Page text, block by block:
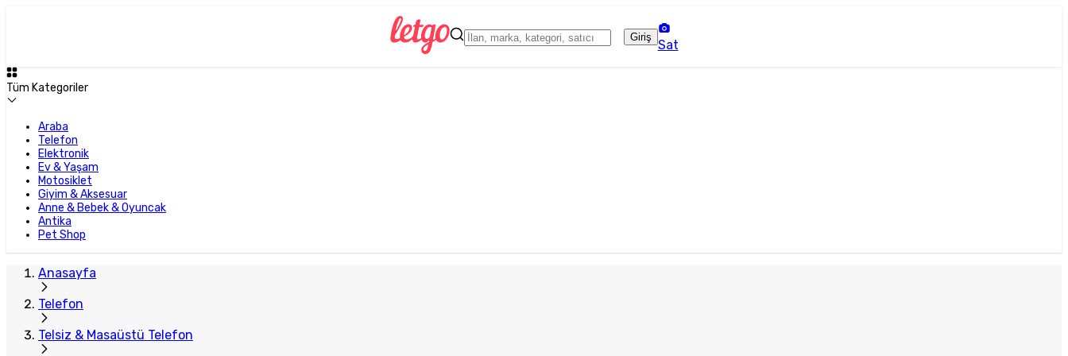
Giriş
Sat
Tüm Kategoriler
Araba
Telefon
Elektronik
Ev & Yaşam
Motosiklet
Giyim & Aksesuar
Anne & Bebek & Oyuncak
Antika
Pet Shop
Anasayfa
Telefon
Telsiz & Masaüstü Telefon